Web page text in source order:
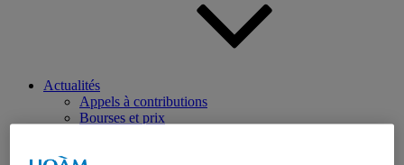
Actualités
Appels à contributions
Bourses et prix